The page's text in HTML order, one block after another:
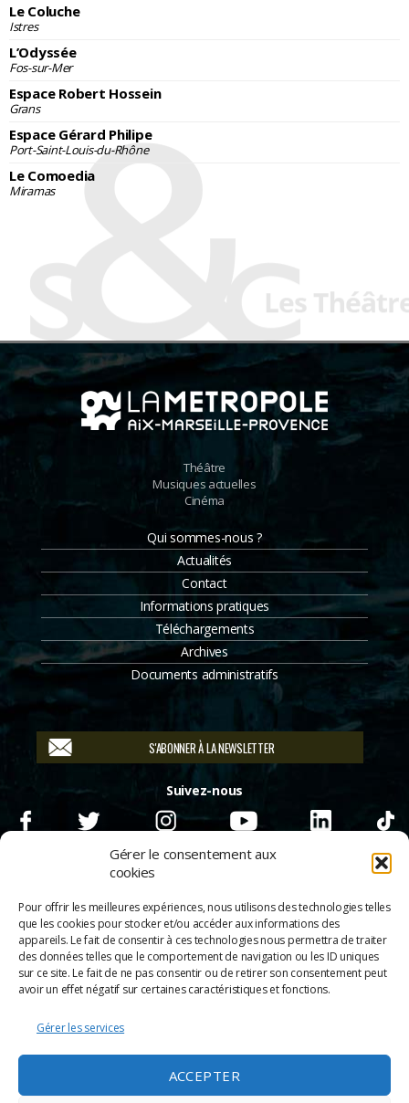
Gérer le consentement aux
cookies
Pour offrir les meilleures expériences, nous utilisons des technologies telles
que les cookies pour stocker et/ou accéder aux informations des
appareils. Le fait de consentir à ces technologies nous permettra de traiter
des données telles que le comportement de navigation ou les ID uniques
sur ce site. Le fait de ne pas consentir ou de retirer son consentement peut
avoir un effet négatif sur certaines caractéristiques et fonctions.
Gérer les services
ACCEPTER
Le Coluche
Istres
L’Odyssée
Fos-sur-Mer
Espace Robert Hossein
Grans
Espace Gérard Philipe
Port-Saint-Louis-du-Rhône
Le Comoedia
Miramas
Théâtre
Musiques actuelles
Cinéma
Qui sommes-nous ?
Actualités
Contact
Informations pratiques
Téléchargements
Archives
Documents administratifs
S'ABONNER À LA NEWSLETTER
Suivez-nous
© 2026Scènes & Cinés